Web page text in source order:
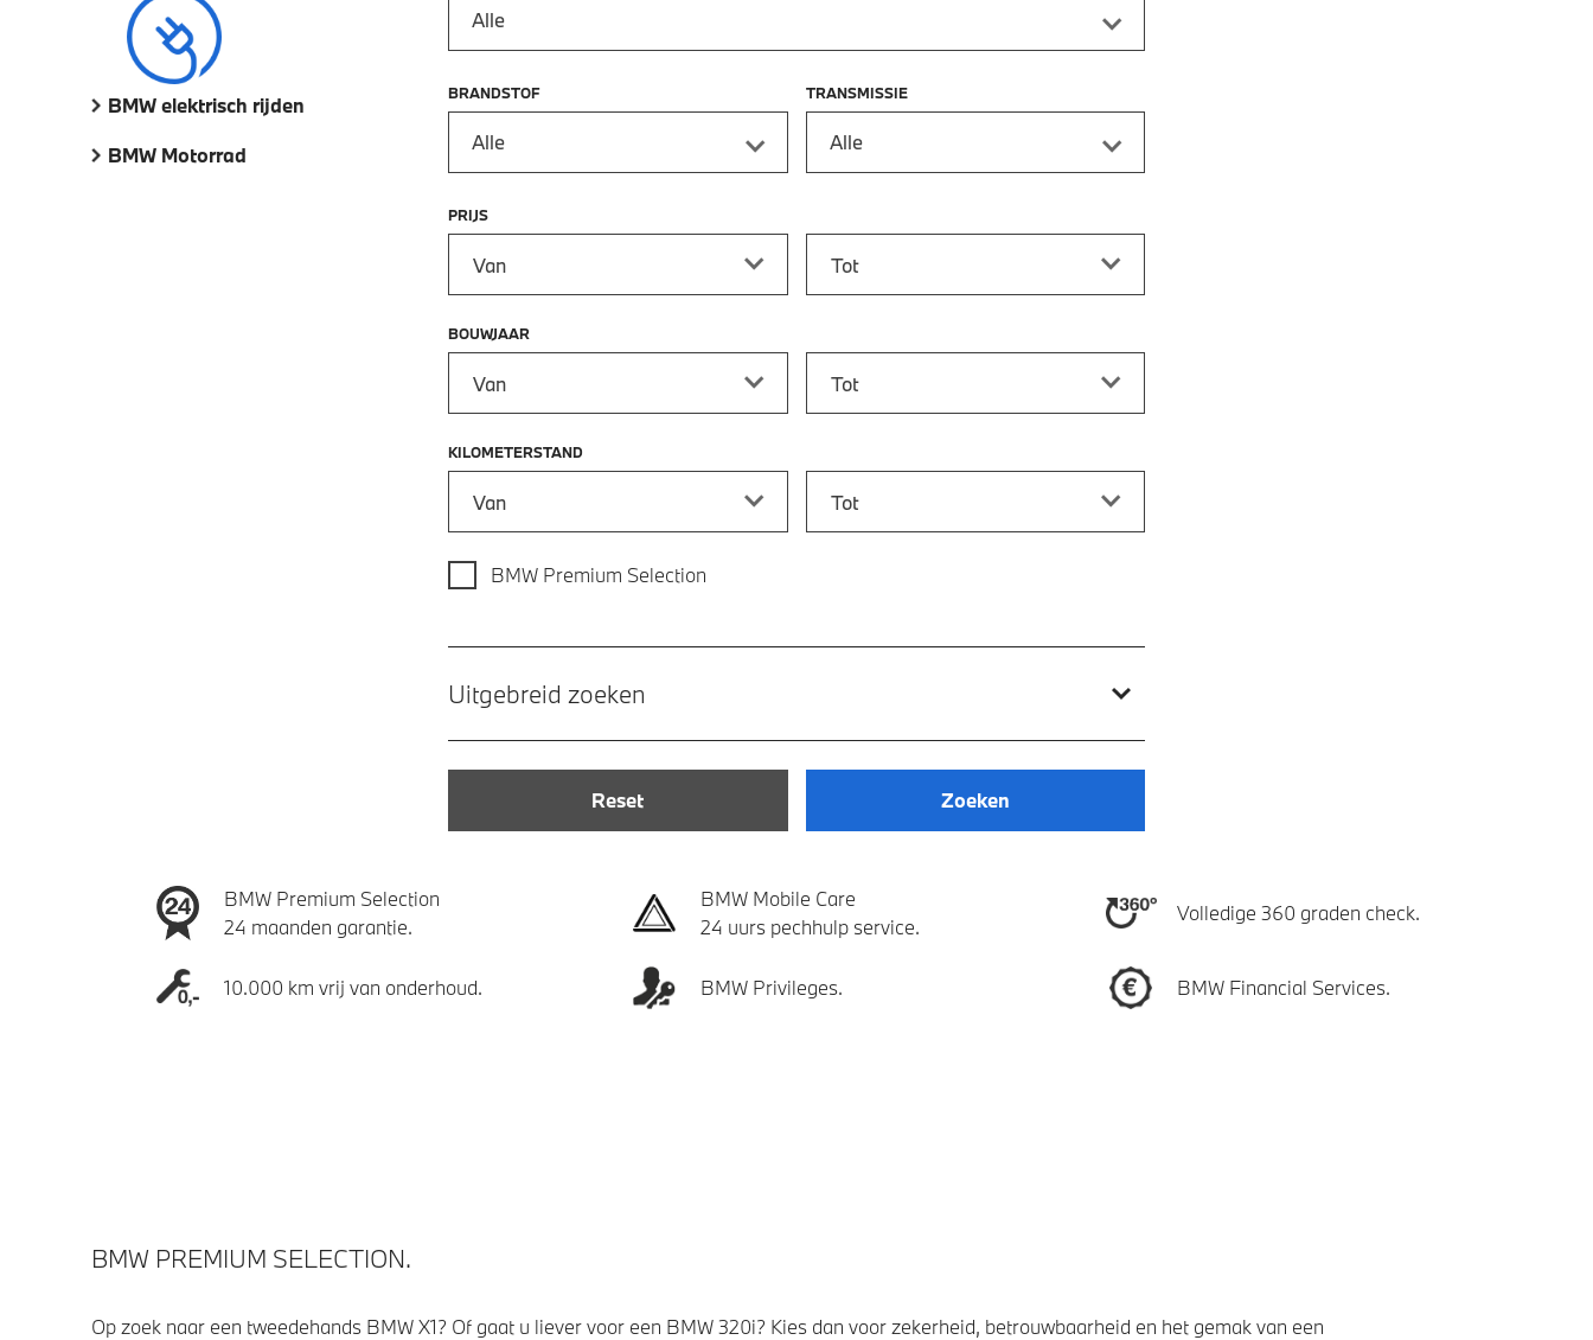
BMW elektrisch rijden
BMW Motorrad
Alle
BRANDSTOF
Alle
TRANSMISSIE
Alle
PRIJS
BOUWJAAR
KILOMETERSTAND
BMW Premium Selection
Uitgebreid zoeken
Reset Zoeken
BMW Premium Selection
24 maanden garantie.
BMW Mobile Care
24 uurs pechhulp service.
Volledige 360 graden check.
10.000 km vrij van onderhoud. BMW Privileges. BMW Financial Services.
BMW PREMIUM SELECTION.
Op zoek naar een tweedehands BMW X1? Of gaat u liever voor een BMW 320i? Kies dan voor zekerheid, betrouwbaarheid en het gemak van een